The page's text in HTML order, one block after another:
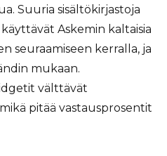
Suuria sisältökirjastoja
Askemin kaltaisia
seuraamiseen kerralla, ja
mukaan.
välttävät
pitää vastausprosentit